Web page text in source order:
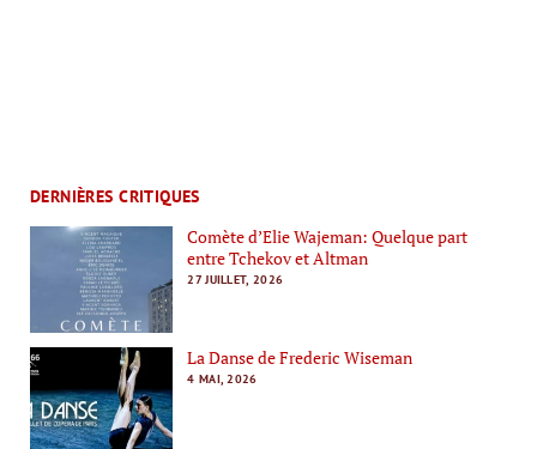
DERNIÈRES CRITIQUES
Comète d’Elie Wajeman: Quelque part
entre Tchekov et Altman
27 JUILLET, 2026
La Danse de Frederic Wiseman
4 MAI, 2026